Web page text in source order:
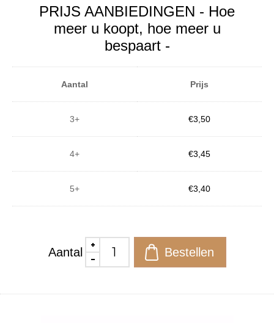
PRIJS AANBIEDINGEN - Hoe
meer u koopt, hoe meer u
bespaart -
Aantal
3+
4+
5+
Prijs
€3,50
€3,45
€3,40
Aantal